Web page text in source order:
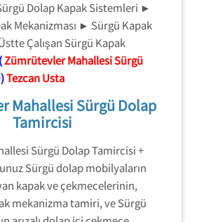
Dolap Kapak Sistemleri ►
Mekanizması ► Sürgü Kapak
Çalışan Sürgü Kapak
Zümrütevler Mahallesi Sürgü
Tezcan Usta
Mahallesi Sürgü Dolap
Tamircisi
Sürgü Dolap Tamircisi +
Sürgü dolap mobilyaların
kapak ve çekmecelerinin,
mekanizma tamiri, ve Sürgü